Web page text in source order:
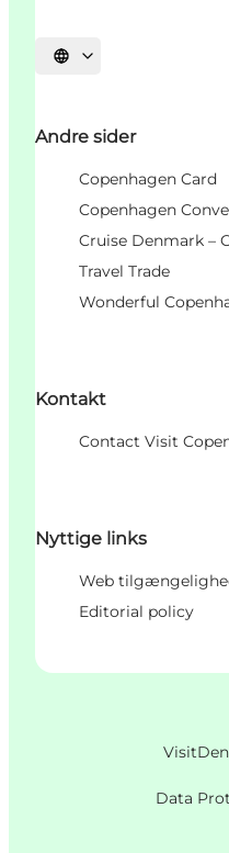
Velg språk
Andre sider
Copenhagen Card
Copenhagen
Cruise Denmark –
Travel Trade
Wonderful
Kontakt
Contact Visit
Nyttige links
Web
Editorial policy
Data